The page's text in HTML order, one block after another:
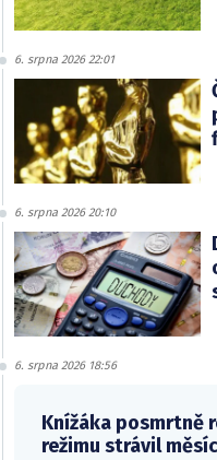
6. srpna 2026 22:01
6. srpna 2026 20:10
6. srpna 2026 18:56
Knížáka posmrtně
režimu strávil